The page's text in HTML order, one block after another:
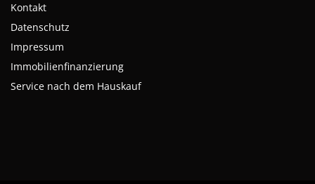
Kontakt
Datenschutz
Impressum
Immobilienfinanzierung
Service nach dem Hauskauf